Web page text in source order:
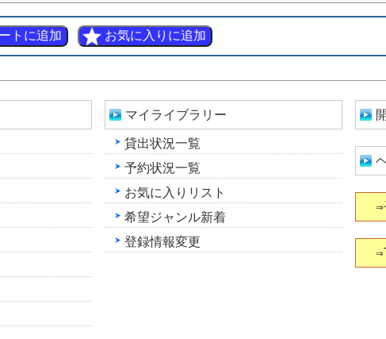
マイライブラリー
貸出状況一覧
予約状況一覧
お気に入りリスト
希望ジャンル新着
登録情報変更
⇒